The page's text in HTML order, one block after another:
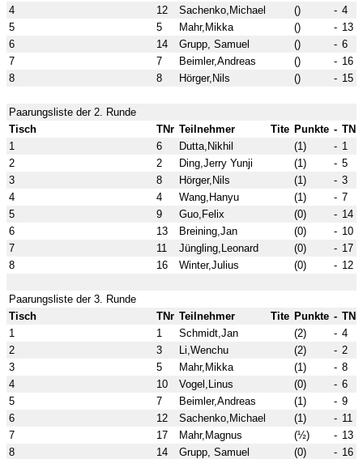
4
12 Sachenko,Michael () - 4
5
5 Mahr,Mikka () - 13
6
14 Grupp, Samuel () - 6
7
7 Beimler,Andreas () - 16
8
8 Hörger,Nils () - 15
Paarungsliste der 2. Runde
Tisch
TNr Teilnehmer Tite Punkte - TNr
1
6 Dutta,Nikhil (1) - 1
2
2 Ding,Jerry Yunji (1) - 5
3
8 Hörger,Nils (1) - 3
4
4 Wang,Hanyu (1) - 7
5
9 Guo,Felix (0) - 14
6
13 Breining,Jan (0) - 10
7
11 Jüngling,Leonard (0) - 17
8
16 Winter,Julius (0) - 12
Paarungsliste der 3. Runde
Tisch
TNr Teilnehmer Tite Punkte - TNr
1
1 Schmidt,Jan (2) - 4
2
3 Li,Wenchu (2) - 2
3
5 Mahr,Mikka (1) - 8
4
10 Vogel,Linus (0) - 6
5
7 Beimler,Andreas (1) - 9
6
12 Sachenko,Michael (1) - 11
7
17 Mahr,Magnus (½) - 13
8
14 Grupp, Samuel (0) - 16